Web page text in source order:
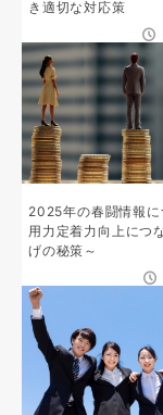
き適切な対応策
2025年の春闘情報に
用力定着力向上につ
げの秘策～